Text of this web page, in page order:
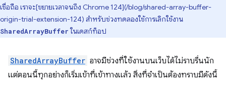
เชื่อถือ เราจะ[ขยายเวลาจนถึง Chrome 124](/blog/shared-array-buffer-
origin-trial-extension-124) สำหรับช่วงทดลองใช้การเลิกใช้งาน
SharedArrayBuffer ในเดสก์ท็อป
SharedArrayBuffer อาจมีช่วงที่ใช้งานบนเว็บได้ไม่ราบรื่นนัก
แต่ตอนนี้ทุกอย่างก็เริ่มเข้าที่เข้าทางแล้ว สิ่งที่จำเป็นต้องทราบมีดังนี้